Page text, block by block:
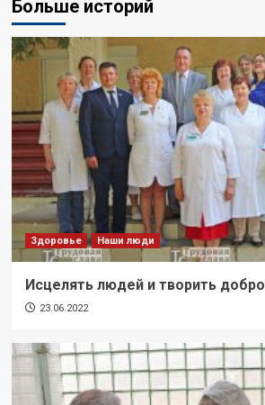
Больше историй
Здоровье Наши люди
Исцелять людей и творить добро
23.06.2022